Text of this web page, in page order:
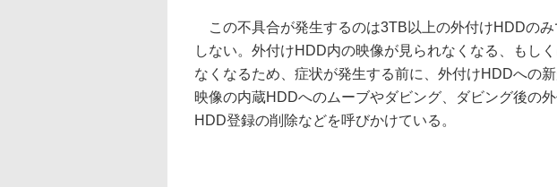
この不具合が発生するのは3TB以上の外付けHDDの
しない。外付けHDD内の映像が見られなくなる、もし
なくなるため、症状が発生する前に、外付けHDDへの
映像の内蔵HDDへのムーブやダビング、ダビング後の
HDD登録の削除などを呼びかけている。